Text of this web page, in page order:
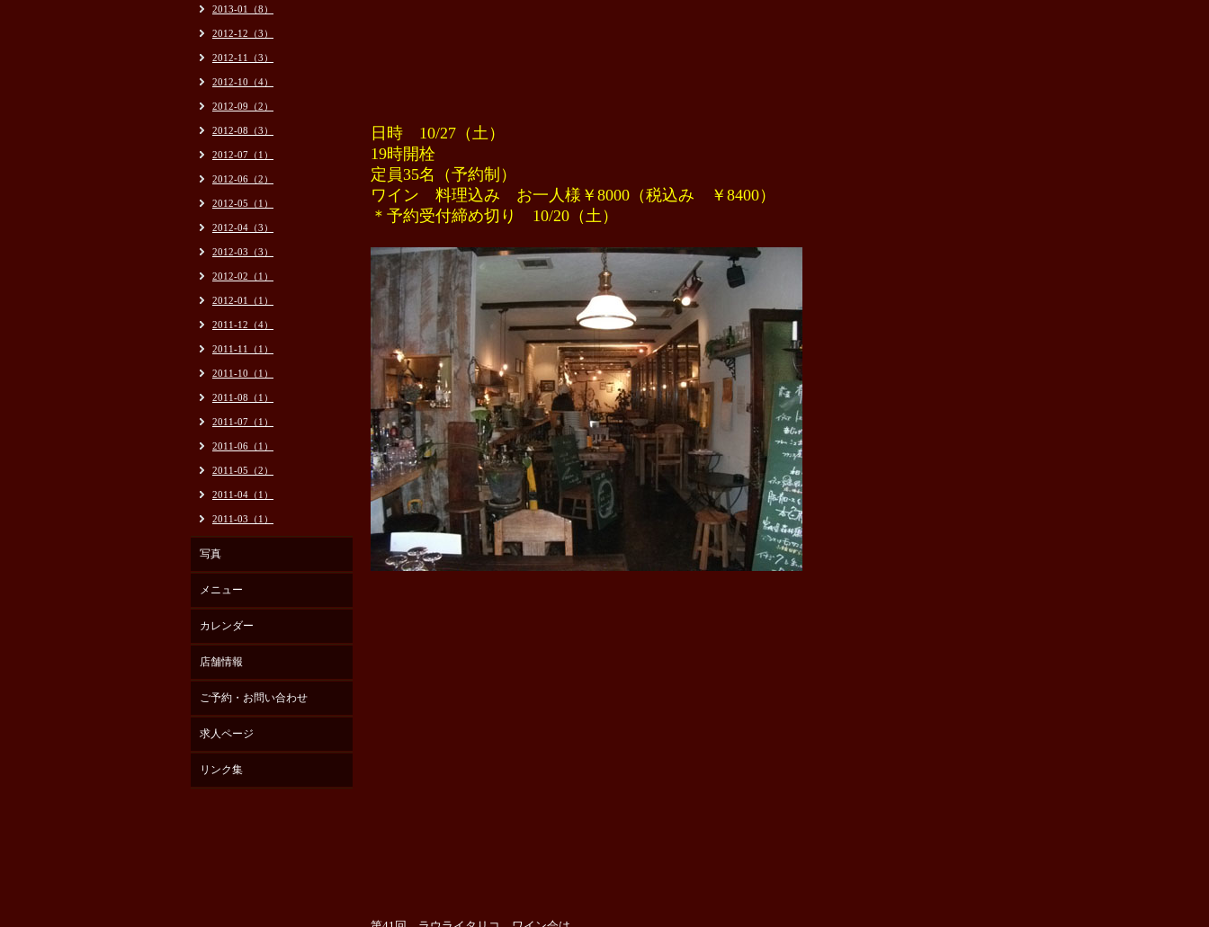
日時 10/27（土）
19時開栓
定員35名（予約制）
ワイン 料理込み お一人様￥8000（税込み ￥8400）
＊予約受付締め切り 10/20（土）
2013-01（8）
2012-12（3）
2012-11（3）
2012-10（4）
2012-09（2）
2012-08（3）
2012-07（1）
2012-06（2）
2012-05（1）
2012-04（3）
2012-03（3）
2012-02（1）
2012-01（1）
2011-12（4）
2011-11（1）
2011-10（1）
2011-08（1）
2011-07（1）
2011-06（1）
2011-05（2）
2011-04（1）
2011-03（1）
写真
メニュー
カレンダー
店舗情報
ご予約・お問い合わせ
求人ページ
リンク集